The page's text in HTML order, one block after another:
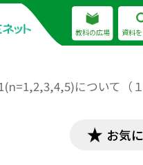
教科の広場 資料
について（
お気